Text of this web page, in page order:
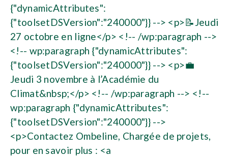
{"dynamicAttributes":
{"toolsetDSVersion":"240000"}} --> <p>📝Jeudi
27 octobre en ligne</p> <!-- /wp:paragraph -->
<!-- wp:paragraph {"dynamicAttributes":
{"toolsetDSVersion":"240000"}} --> <p>💼
Jeudi 3 novembre à l’Académie du
Climat&nbsp;</p> <!-- /wp:paragraph --> <!--
wp:paragraph {"dynamicAttributes":
{"toolsetDSVersion":"240000"}} -->
<p>Contactez Ombeline, Chargée de projets,
pour en savoir plus : <a